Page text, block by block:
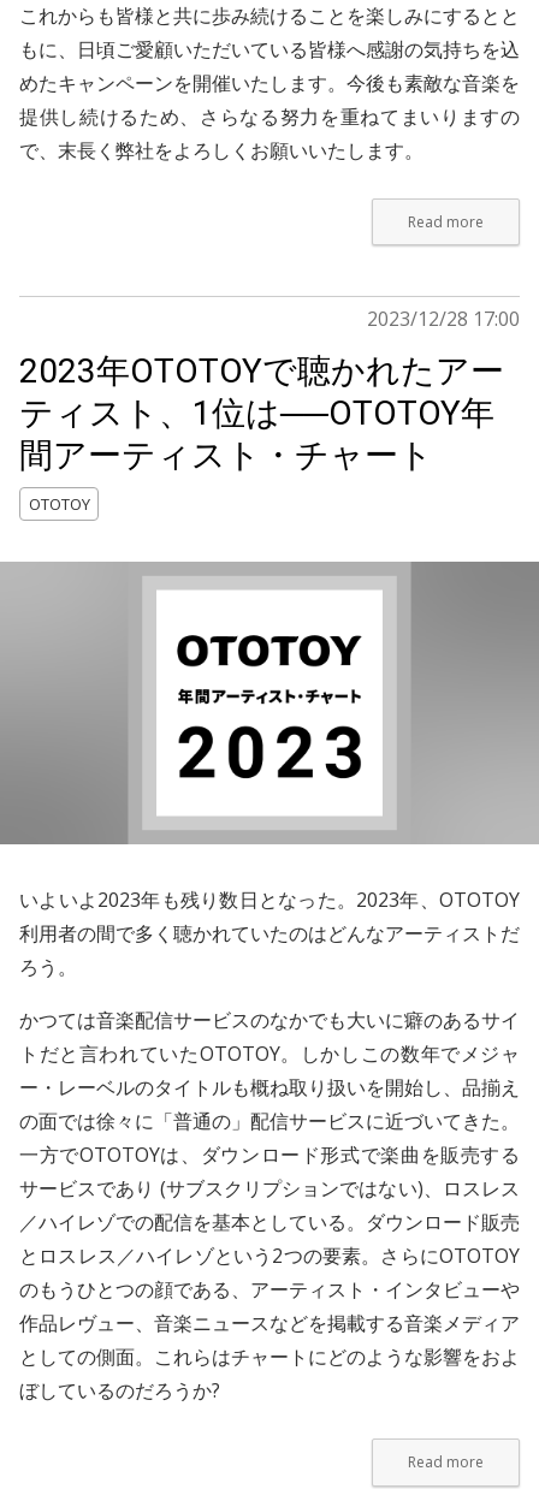
これからも皆様と共に歩み続けることを楽しみにするとと
もに、日頃ご愛顧いただいている皆様へ感謝の気持ちを込
めたキャンペーンを開催いたします。今後も素敵な音楽を
提供し続けるため、さらなる努力を重ねてまいりますの
で、末長く弊社をよろしくお願いいたします。
Read more
2023/12/28 17:00
2023年OTOTOYで聴かれたアー
ティスト、1位は──OTOTOY年
間アーティスト・チャート
OTOTOY
いよいよ2023年も残り数日となった。2023年、OTOTOY
利用者の間で多く聴かれていたのはどんなアーティストだ
ろう。
かつては音楽配信サービスのなかでも大いに癖のあるサイ
トだと言われていたOTOTOY。しかしこの数年でメジャ
ー・レーベルのタイトルも概ね取り扱いを開始し、品揃え
の面では徐々に「普通の」配信サービスに近づいてきた。
一方でOTOTOYは、ダウンロード形式で楽曲を販売する
サービスであり (サブスクリプションではない)、
ロスレス
／ハイレゾでの配信を基本としている。ダウンロード販売
とロスレス／ハイレゾという2つの要素。さらにOTOTOY
のもうひとつの顔である、 アーティスト・インタビューや
作品レヴュー、 音楽ニュースなどを掲載する音楽メディア
としての側面。これらはチャートにどのような影響をおよ
ぼしているのだろうか?
Read more